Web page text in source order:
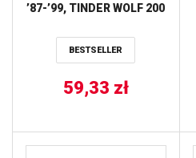
’87-’99, TINDER WOLF 200
BESTSELLER
59,33 zł